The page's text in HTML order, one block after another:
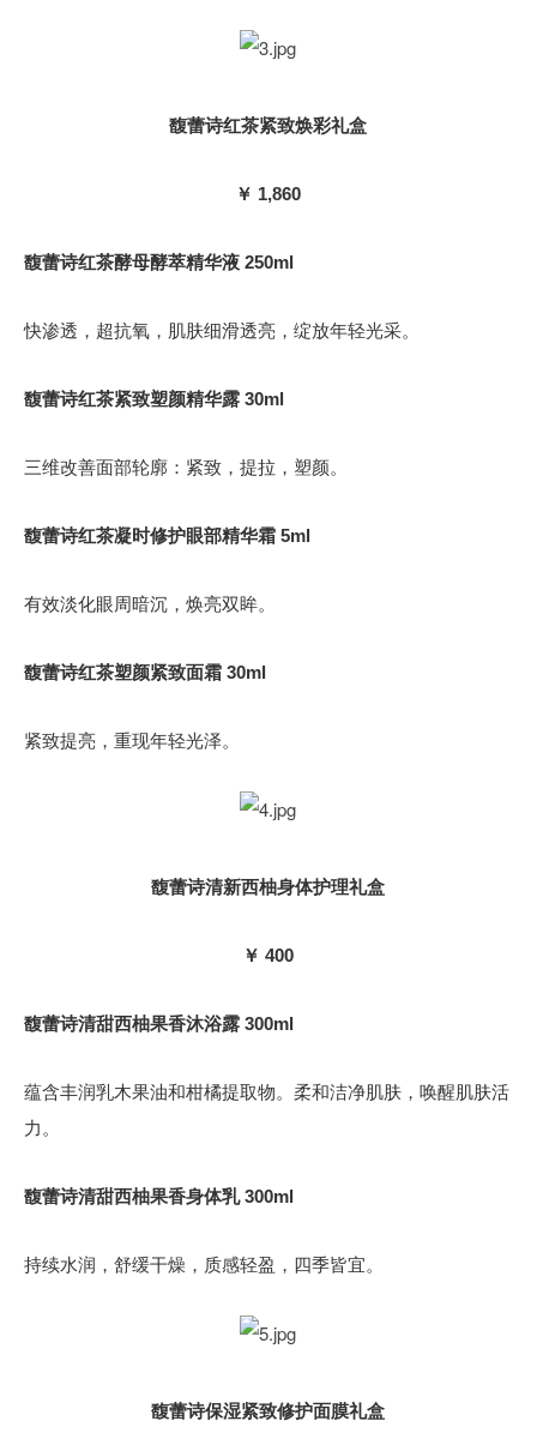
馥蕾诗红茶紧致焕彩礼盒
￥ 1,860
馥蕾诗红茶酵母酵萃精华液 250ml
快渗透，超抗氧，肌肤细滑透亮，绽放年轻光采。
馥蕾诗红茶紧致塑颜精华露 30ml
三维改善面部轮廓：紧致，提拉，塑颜。
馥蕾诗红茶凝时修护眼部精华霜 5ml
有效淡化眼周暗沉，焕亮双眸。
馥蕾诗红茶塑颜紧致面霜 30ml
紧致提亮，重现年轻光泽。
馥蕾诗清新西柚身体护理礼盒
￥ 400
馥蕾诗清甜西柚果香沐浴露 300ml
蕴含丰润乳木果油和柑橘提取物。柔和洁净肌肤，唤醒肌肤活
力。
馥蕾诗清甜西柚果香身体乳 300ml
持续水润，舒缓干燥，质感轻盈，四季皆宜。
馥蕾诗保湿紧致修护面膜礼盒